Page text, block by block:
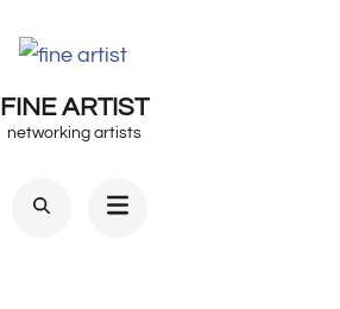
FINE ARTIST
networking artists